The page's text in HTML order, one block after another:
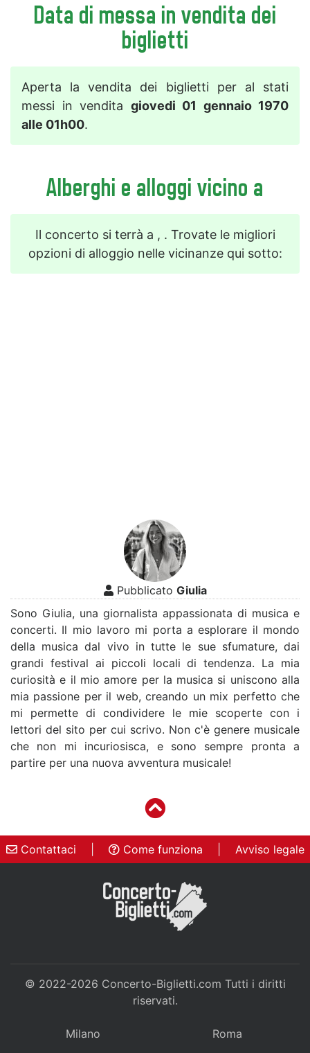
Data di messa in vendita dei
biglietti
Aperta la vendita dei biglietti per al stati
messi in vendita giovedi 01 gennaio 1970
alle 01h00.
Alberghi e alloggi vicino a
Il concerto si terrà a , . Trovate le migliori
opzioni di alloggio nelle vicinanze qui sotto:
Pubblicato Giulia
Sono Giulia, una giornalista appassionata di musica e
concerti. Il mio lavoro mi porta a esplorare il mondo
della musica dal vivo in tutte le sue sfumature, dai
grandi festival ai piccoli locali di tendenza. La mia
curiosità e il mio amore per la musica si uniscono alla
mia passione per il web, creando un mix perfetto che
mi permette di condividere le mie scoperte con i
lettori del sito per cui scrivo. Non c'è genere musicale
che non mi incuriosisca, e sono sempre pronta a
partire per una nuova avventura musicale!
Contattaci Come funziona Avviso legale
© 2022-2026 Concerto-Biglietti.com Tutti i diritti
riservati.
Milano Roma